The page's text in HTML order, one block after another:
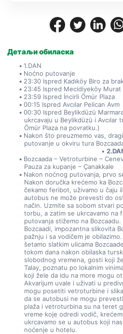
Детаљи обиласка
1.DAN
Noćno putovanje
23:30 Ispred Kadıköy Biro za
23:45 Ispred Mecidiyeköy Murat
23:59 Ispred İncirli Ömür Plaza
00:15 Ispred Avcılar Pelican Avm
00:30 Ispred Beylikdüzü
ukrcavaju u Beylikdüzü i Avcılar
Ömür Plaza na povratku.)
Nakon što preuzmemo vas,
putovanje u okviru tura
Bozcaada – Vetroturbine –
Pauza za kupanje – Çanakkale
Nakon noćnog putovanja, prvo
Nakon doručka krećemo ka
čekamo feribot, uživamo u čaju
autobus ne može prevesti do
način. Uzmite sa sobom stvari
torbu, a zatim se ukrcavamo na
putovanja stižemo na
Bozcaadi, impozantna slikovita
pažnju i sa vodičem je
šetamo slatkim ulicama
tokom dana nakon obilaska
slobodnog vremena, gosti koji
Talay, poznatu po lokalnim
koji žele da idu na more mogu
Akvarijum uvale i uživati u
mogu posetiti vetroturbine i
da se autobusi ne mogu
plaža i vetroturbina su na teret
vreme koje odredi vodič,
ukrcavamo se u autobus koji
noćenje u hotelu.